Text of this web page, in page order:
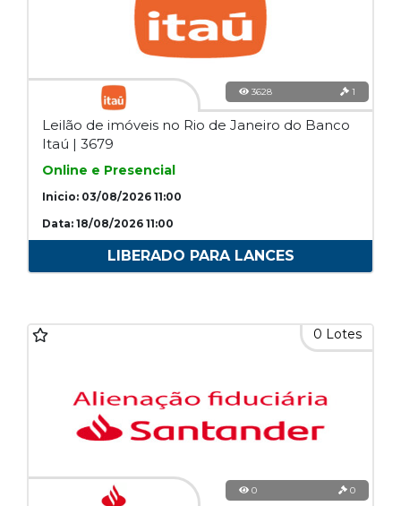
3628 1
Leilão de imóveis no Rio de Janeiro do Banco
Itaú | 3679
Online e Presencial
Inicio: 03/08/2026 11:00
Data: 18/08/2026 11:00
LIBERADO PARA LANCES
0 Lotes
0 0